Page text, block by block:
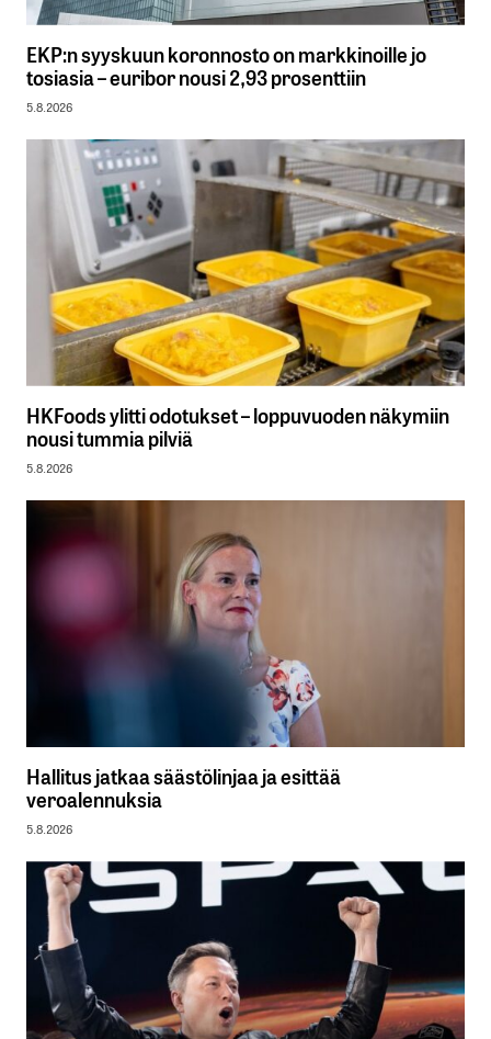
EKP:n syyskuun koronnosto on markkinoille jo
tosiasia – euribor nousi 2,93 prosenttiin
5.8.2026
HKFoods ylitti odotukset – loppuvuoden näkymiin
nousi tummia pilviä
5.8.2026
Hallitus jatkaa säästölinjaa ja esittää
veroalennuksia
5.8.2026